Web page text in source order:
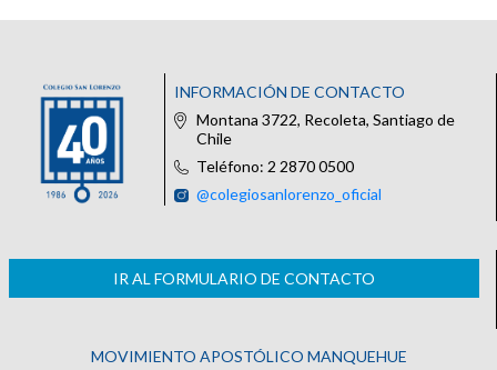
INFORMACIÓN DE CONTACTO
Montana 3722, Recoleta, Santiago de
Chile
Teléfono: 2 2870 0500
@colegiosanlorenzo_oficial
IR AL FORMULARIO DE CONTACTO
MOVIMIENTO APOSTÓLICO MANQUEHUE